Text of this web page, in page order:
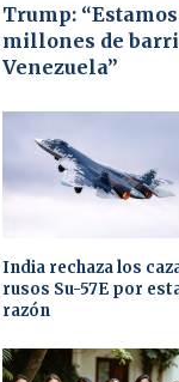
Trump:
millones de
Venezuela”
India rechaza los
rusos Su-57E por
razón